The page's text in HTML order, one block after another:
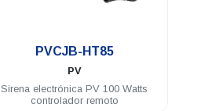
PVCJB-HT85
PV
Sirena electrónica PV 100 Watts
controlador remoto